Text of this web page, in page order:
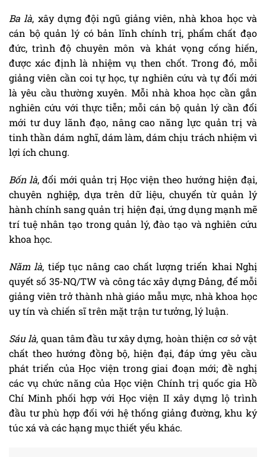
Ba là, xây dựng đội ngũ giảng viên, nhà khoa học và
cán bộ quản lý có bản lĩnh chính trị, phẩm chất đạo
đức, trình độ chuyên môn và khát vọng cống hiến,
được xác định là nhiệm vụ then chốt. Trong đó, mỗi
giảng viên cần coi tự học, tự nghiên cứu và tự đổi mới
là yêu cầu thường xuyên. Mỗi nhà khoa học cần gắn
nghiên cứu với thực tiễn; mỗi cán bộ quản lý cần đổi
mới tư duy lãnh đạo, nâng cao năng lực quản trị và
tinh thần dám nghĩ, dám làm, dám chịu trách nhiệm vì
lợi ích chung.
Bốn là, đổi mới quản trị Học viện theo hướng hiện đại,
chuyên nghiệp, dựa trên dữ liệu, chuyển từ quản lý
hành chính sang quản trị hiện đại, ứng dụng mạnh mẽ
trí tuệ nhân tạo trong quản lý, đào tạo và nghiên cứu
khoa học.
Năm là, tiếp tục nâng cao chất lượng triển khai Nghị
quyết số 35-NQ/TW và công tác xây dựng Đảng, để mỗi
giảng viên trở thành nhà giáo mẫu mực, nhà khoa học
uy tín và chiến sĩ trên mặt trận tư tưởng, lý luận.
Sáu là, quan tâm đầu tư xây dựng, hoàn thiện cơ sở vật
chất theo hướng đồng bộ, hiện đại, đáp ứng yêu cầu
phát triển của Học viện trong giai đoạn mới; đề nghị
các vụ chức năng của Học viện Chính trị quốc gia Hồ
Chí Minh phối hợp với Học viện II xây dựng lộ trình
đầu tư phù hợp đối với hệ thống giảng đường, khu ký
túc xá và các hạng mục thiết yếu khác.